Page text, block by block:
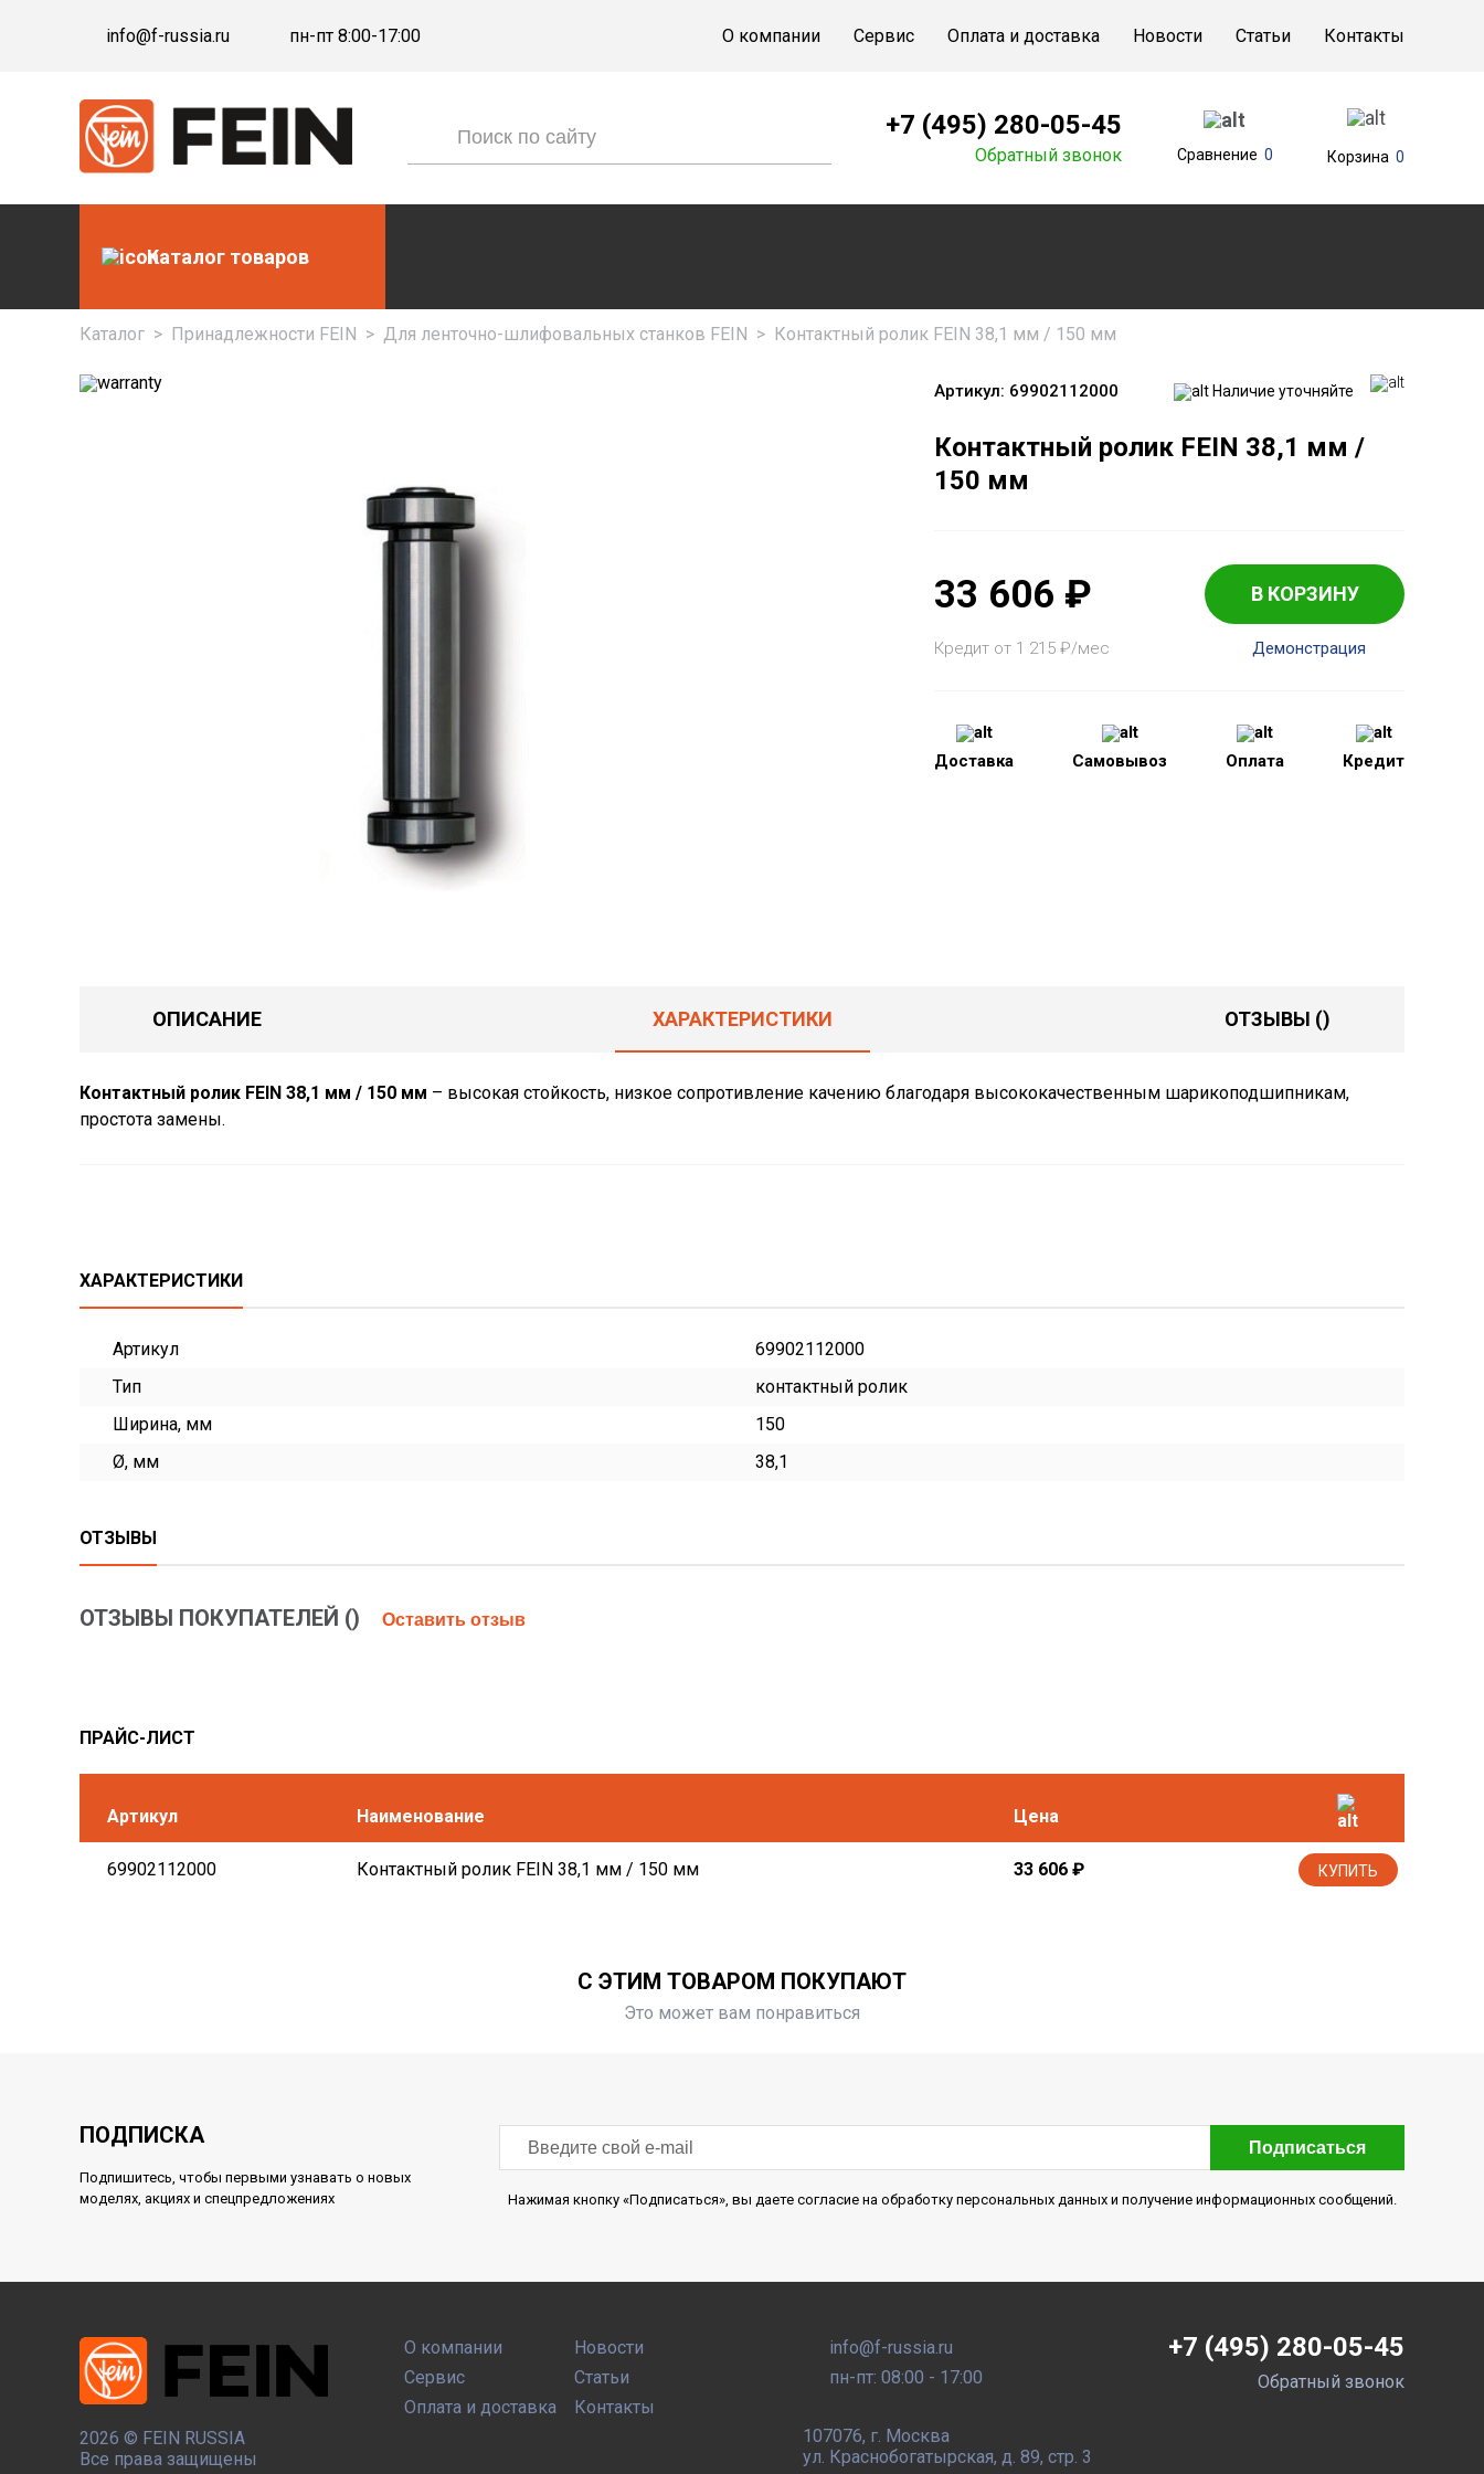
info@f-russia.ru пн-пт 8:00-17:00 О компании Сервис Оплата и доставка Новости Статьи Контакты
+7 (495) 280-05-45
Обратный звонок Сравнение 0 Корзина 0
Каталог товаров
Каталог > Принадлежности FEIN > Для ленточно-шлифовальных станков FEIN > Контактный ролик FEIN 38,1 мм / 150 мм
Артикул: 69902112000 Наличие уточняйте
Контактный ролик FEIN 38,1 мм /
150 мм
33 606 ₽ В КОРЗИНУ
Кредит от 1 215 ₽/мес Демонстрация
Доставка Самовывоз Оплата Кредит
ОПИСАНИЕ ХАРАКТЕРИСТИКИ ОТЗЫВЫ ()
Контактный ролик FEIN 38,1 мм / 150 мм – высокая стойкость, низкое сопротивление качению благодаря высококачественным шарикоподшипникам,
простота замены.
ХАРАКТЕРИСТИКИ
Артикул
69902112000
Тип
контактный ролик
Ширина, мм
150
Ø, мм
38,1
ОТЗЫВЫ
ОТЗЫВЫ ПОКУПАТЕЛЕЙ () Оставить отзыв
ПРАЙС-ЛИСТ
Артикул Наименование Цена
69902112000 Контактный ролик FEIN 38,1 мм / 150 мм 33 606 ₽ КУПИТЬ
С ЭТИМ ТОВАРОМ ПОКУПАЮТ
Это может вам понравиться
ПОДПИСКА
Подпишитесь, чтобы первыми узнавать о новых
моделях, акциях и спецпредложениях
Подписаться
Нажимая кнопку «Подписаться», вы даете согласие на обработку персональных данных и получение информационных сообщений.
2026 © FEIN RUSSIA
Все права защищены
О компании
Сервис
Оплата и доставка
Новости
Статьи
Контакты
info@f-russia.ru
пн-пт: 08:00 - 17:00
107076, г. Москва
ул. Краснобогатырская, д. 89, стр. 3
+7 (495) 280-05-45
Обратный звонок